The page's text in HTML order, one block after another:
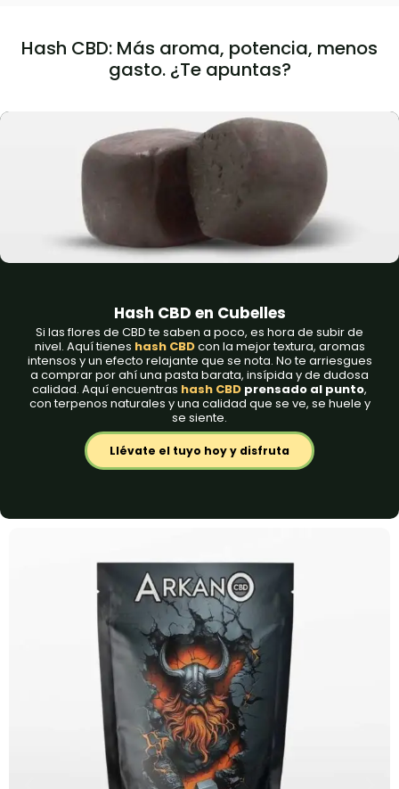
Hash CBD: Más aroma, potencia, menos
gasto. ¿Te apuntas?
Hash CBD​ en Cubelles
Si las flores de CBD te saben a poco, es hora de subir de
nivel. Aquí tienes hash CBDcon la mejor textura, aromas
intensos y un efecto relajante que se nota. No te arriesgues
a comprar por ahí una pasta barata, insípida y de dudosa
calidad. Aquí encuentras hash CBD prensado al punto,
con terpenos naturales y una calidad que se ve, se huele y
se siente.
Llévate el tuyo hoy y disfruta